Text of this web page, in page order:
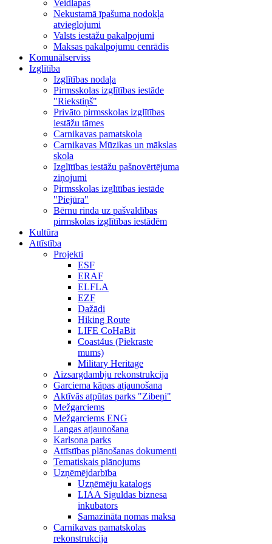
Veidlapas
Nekustamā īpašuma nodokļa
atvieglojumi
Valsts iestāžu pakalpojumi
Maksas pakalpojumu cenrādis
Komunālserviss
Izglītība
Izglītības nodaļa
Pirmsskolas izglītības iestāde
"Riekstiņš"
Privāto pirmsskolas izglītības
iestāžu tāmes
Carnikavas pamatskola
Carnikavas Mūzikas un mākslas
skola
Izglītības iestāžu pašnovērtējuma
ziņojumi
Pirmsskolas izglītības iestāde
"Piejūra"
Bērnu rinda uz pašvaldības
pirmskolas izglītības iestādēm
Kultūra
Attīstība
Projekti
ESF
ERAF
ELFLA
EZF
Dažādi
Hiking Route
LIFE CoHaBit
Coast4us (Piekraste
mums)
Military Heritage
Aizsargdambju rekonstrukcija
Garciema kāpas atjaunošana
Aktīvās atpūtas parks "Zibeņi"
Mežgarciems
Mežgarciems ENG
Langas atjaunošana
Karlsona parks
Attīstības plānošanas dokumenti
Tematiskais plānojums
Uzņēmējdarbība
Uzņēmēju katalogs
LIAA Siguldas biznesa
inkubators
Samazināta nomas maksa
Carnikavas pamatskolas
rekonstrukcija